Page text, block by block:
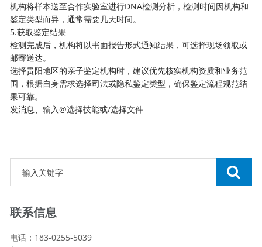
机构将样本送至合作实验室进行DNA检测分析，检测时间因机构和
鉴定类型而异，通常需要几天时间。
5.获取鉴定结果
检测完成后，机构将以书面报告形式通知结果，可选择现场领取或
邮寄送达。
选择贵阳地区的亲子鉴定机构时，建议优先核实机构资质和业务范
围，根据自身需求选择司法或隐私鉴定类型，确保鉴定流程规范结
果可靠。
发消息、输入@选择技能或/选择文件
联系信息
电话：183-0255-5039